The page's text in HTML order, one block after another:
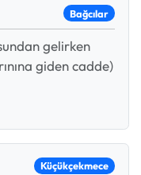
Bağcılar
gelirken
giden cadde)
Küçükçekmece